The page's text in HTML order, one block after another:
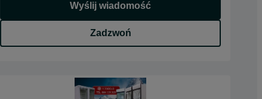
Wyślij wiadomość
Zadzwoń